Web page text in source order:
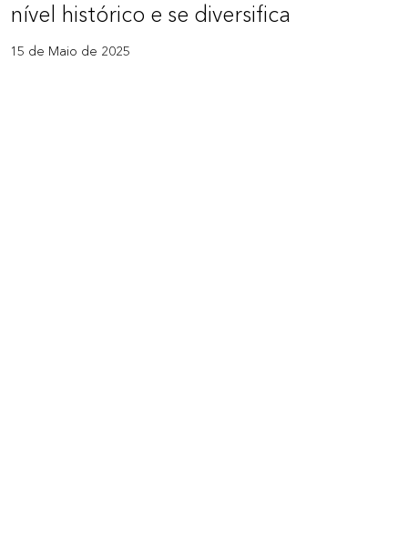
nível histórico e se diversifica
15 de Maio de 2025